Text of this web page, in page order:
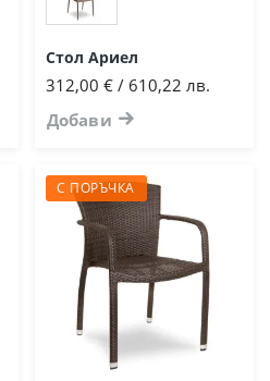
Стол Ариел
312,00 € / 610,22 лв.
Добави
С ПОРЪЧКА